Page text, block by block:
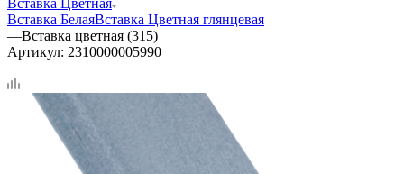
Вставка БелаяВставка Цветная глянцевая
—Вставка цветная (315)
Артикул: 2310000005990